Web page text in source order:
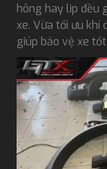
hông hay lip đều
xe. Vừa tối ưu khí
giúp bảo vệ xe